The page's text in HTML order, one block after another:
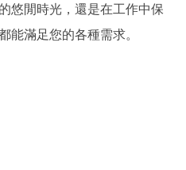
悠閒時光，還是在工作中保
能滿足您的各種需求。